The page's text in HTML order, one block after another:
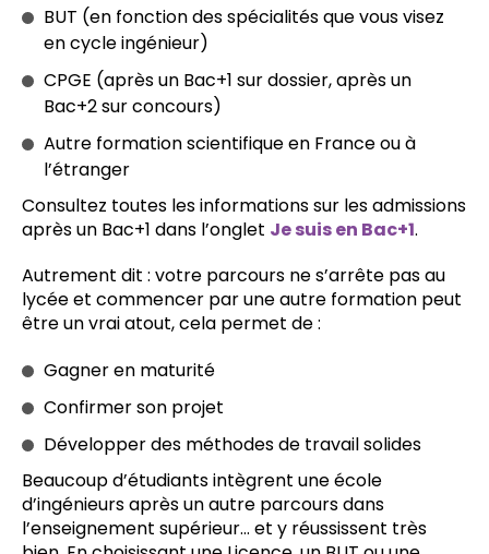
BUT (en fonction des spécialités que vous visez
en cycle ingénieur)
CPGE (après un Bac+1 sur dossier, après un
Bac+2 sur concours)
Autre formation scientifique en France ou à
l’étranger
Consultez toutes les informations sur les admissions
après un Bac+1 dans l’onglet Je suis en Bac+1.
Autrement dit : votre parcours ne s’arrête pas au
lycée et commencer par une autre formation peut
être un vrai atout, cela permet de :
Gagner en maturité
Confirmer son projet
Développer des méthodes de travail solides
Beaucoup d’étudiants intègrent une école
d’ingénieurs après un autre parcours dans
l’enseignement supérieur… et y réussissent très